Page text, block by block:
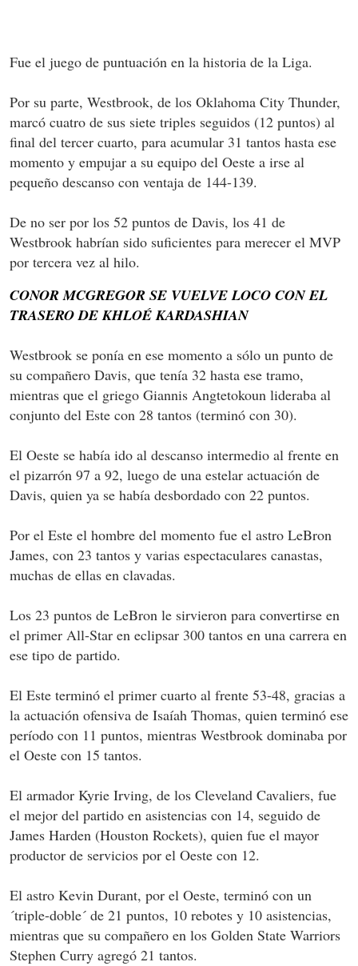
Fue el juego de puntuación en la historia de la Liga.
Por su parte, Westbrook, de los Oklahoma City Thunder,
marcó cuatro de sus siete triples seguidos (12 puntos) al
final del tercer cuarto, para acumular 31 tantos hasta ese
momento y empujar a su equipo del Oeste a irse al
pequeño descanso con ventaja de 144-139.
De no ser por los 52 puntos de Davis, los 41 de
Westbrook habrían sido suficientes para merecer el MVP
por tercera vez al hilo.
CONOR MCGREGOR SE VUELVE LOCO CON EL
TRASERO DE KHLOÉ KARDASHIAN
Westbrook se ponía en ese momento a sólo un punto de
su compañero Davis, que tenía 32 hasta ese tramo,
mientras que el griego Giannis Angtetokoun lideraba al
conjunto del Este con 28 tantos (terminó con 30).
El Oeste se había ido al descanso intermedio al frente en
el pizarrón 97 a 92, luego de una estelar actuación de
Davis, quien ya se había desbordado con 22 puntos.
Por el Este el hombre del momento fue el astro LeBron
James, con 23 tantos y varias espectaculares canastas,
muchas de ellas en clavadas.
Los 23 puntos de LeBron le sirvieron para convertirse en
el primer All-Star en eclipsar 300 tantos en una carrera en
ese tipo de partido.
El Este terminó el primer cuarto al frente 53-48, gracias a
la actuación ofensiva de Isaíah Thomas, quien terminó ese
período con 11 puntos, mientras Westbrook dominaba por
el Oeste con 15 tantos.
El armador Kyrie Irving, de los Cleveland Cavaliers, fue
el mejor del partido en asistencias con 14, seguido de
James Harden (Houston Rockets), quien fue el mayor
productor de servicios por el Oeste con 12.
El astro Kevin Durant, por el Oeste, terminó con un
´triple-doble´ de 21 puntos, 10 rebotes y 10 asistencias,
mientras que su compañero en los Golden State Warriors
Stephen Curry agregó 21 tantos.